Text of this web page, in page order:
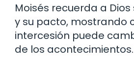
Moisés recuerda a
y su pacto, mostrando
intercesión puede
de los acontecimientos.